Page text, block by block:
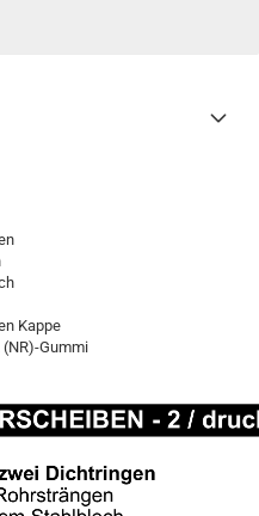
Kappe
Gummi